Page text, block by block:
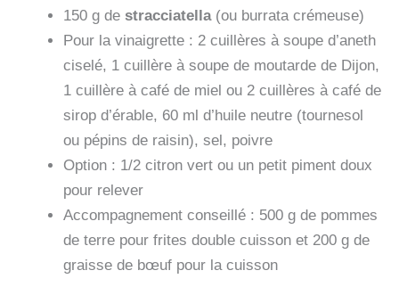
150 g de stracciatella(ou burrata crémeuse)
Pour la vinaigrette : 2 cuillères à soupe d’aneth
ciselé, 1 cuillère à soupe de moutarde de Dijon,
1 cuillère à café de miel ou 2 cuillères à café de
sirop d’érable, 60 ml d’huile neutre (tournesol
ou pépins de raisin), sel, poivre
Option : 1/2 citron vert ou un petit piment doux
pour relever
Accompagnement conseillé : 500 g de pommes
de terre pour frites double cuisson et 200 g de
graisse de bœuf pour la cuisson